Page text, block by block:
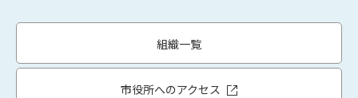
組織一覧
市役所へのアクセス